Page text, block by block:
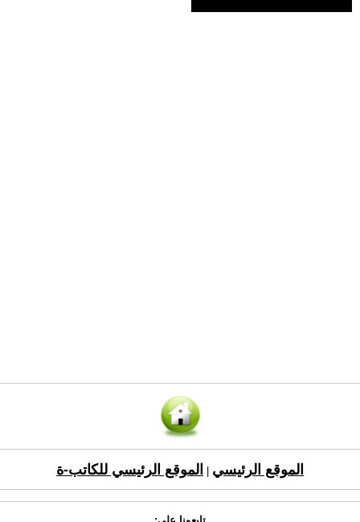
الموقع الرئيسي الموقع الرئيسي للكاتب-ة